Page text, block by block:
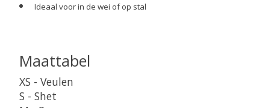
Ideaal voor in de wei of op stal
Maattabel
XS - Veulen
S - Shet